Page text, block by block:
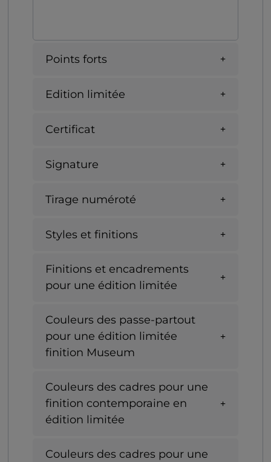
Points forts
Edition limitée
Certificat
Signature
Tirage numéroté
Styles et finitions
Finitions et encadrements
pour une édition limitée
Couleurs des passe-partout
pour une édition limitée
finition Museum
Couleurs des cadres pour une
finition contemporaine en
édition limitée
Couleurs des cadres pour une